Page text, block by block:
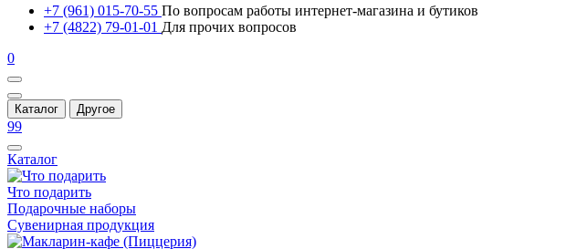
+7 (961) 015-70-55 По вопросам работы интернет-магазина и бутиков
+7 (4822) 79-01-01 Для прочих вопросов
0
Каталог Другое
99
Каталог
Что подарить
Подарочные наборы
Сувенирная продукция